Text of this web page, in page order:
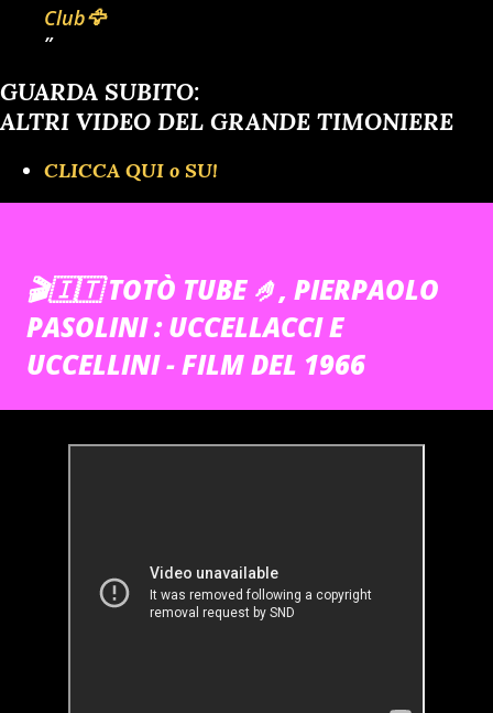
Club🦅
GUARDA SUBITO:
ALTRI VIDEO DEL GRANDE TIMONIERE
CLICCA QUI o SU!
🎬🇮🇹 TOTÒ TUBE 🤌, PIERPAOLO
PASOLINI : UCCELLACCI E
UCCELLINI - FILM DEL 1966